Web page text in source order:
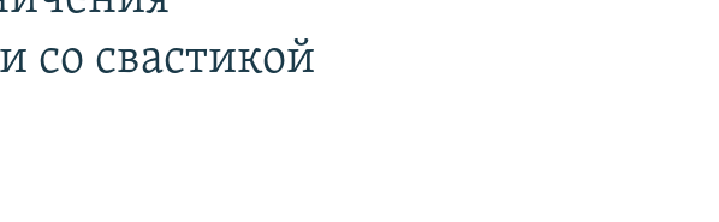
со свастикой